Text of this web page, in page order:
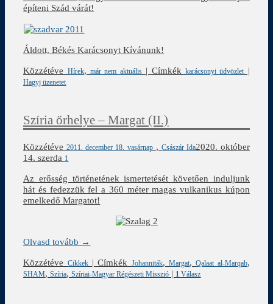
építeni Szád várát!
Áldott, Békés Karácsonyt Kívánunk!
Közzétéve
Hírek,már nem aktuális| Címkék karácsonyi üdvözlet |
Hagyj üzenetet
Szíria őrhelye – Margat (II.)
Közzétéve2011. december 18. vasárnap , Császár Ida2020. október
14. szerda 1
Az erősség történetének ismertetését követően induljunk
hát és fedezzük fel a 360 méter magas vulkanikus kúpon
emelkedő Margatot!
Olvasd tovább →
Közzétéve
Cikkek|Címkék Johanniták,Margat,Qalaat al-Marqab,
SHAM,Szíria,Szíriai-Magyar Régészeti Misszió | 1 Válasz